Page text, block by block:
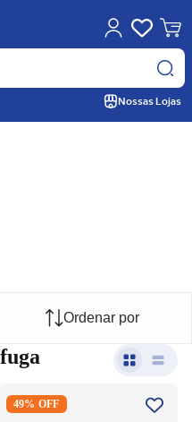
Nossas Lojas
Ordenar por
de Fruta Philco
Nectar Turbo 100 Vermelho
49% OFF